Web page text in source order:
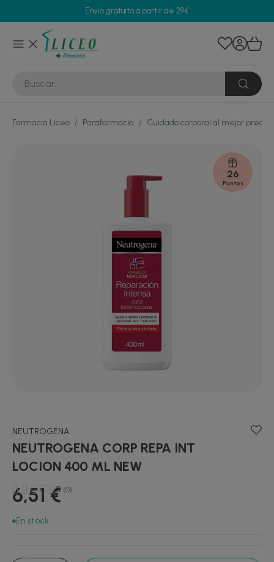
Envío gratuito a partir de 29€
Farmacia Liceo / Parafarmacia / Cuidado corporal al mejor precio
26
Puntos
NEUTROGENA
NEUTROGENA CORP REPA INT
LOCION 400 ML NEW
6,51 €
0 (0)
En stock